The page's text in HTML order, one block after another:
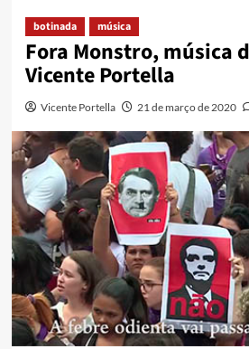
botinada música
Fora Monstro, música
Vicente Portella
Vicente Portella 21 de março de 2020